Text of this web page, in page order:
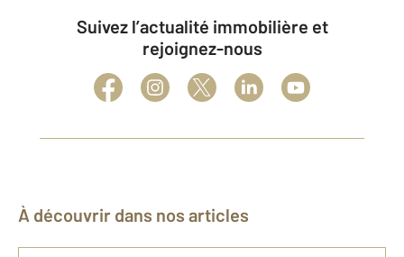
Suivez l’actualité immobilière et
rejoignez-nous
À découvrir dans nos articles